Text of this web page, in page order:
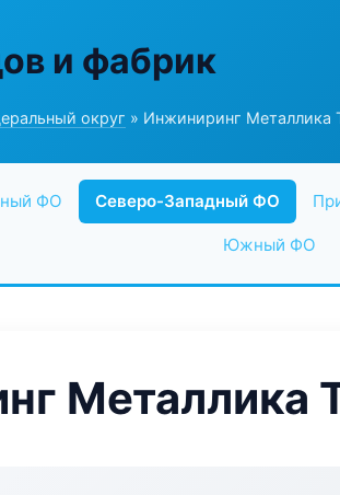
и фабрик
округ » Инжиниринг Металлика
ФО Северо-Западный ФО
Южный ФО
Металлика